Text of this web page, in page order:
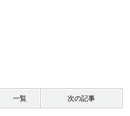
一覧 次の記事